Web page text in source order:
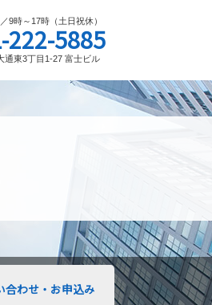
9時～17時（土日祝休）
222-5885
通東3丁目1-27 富士ビル
合わせ・お申込み